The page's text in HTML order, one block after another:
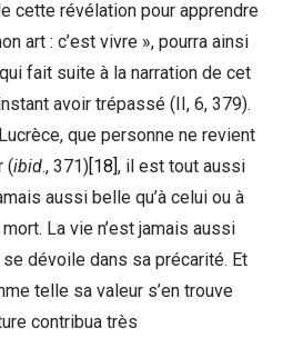
cette révélation pour apprendre
art : c’est vivre », pourra ainsi
qui fait suite à la narration de cet
avoir trépassé (II, 6, 379).
que personne ne revient
(ibid., 371) [18] , il est tout aussi
aussi belle qu’à celui ou à
La vie n’est jamais aussi
dévoile dans sa précarité. Et
telle sa valeur s’en trouve
contribua très